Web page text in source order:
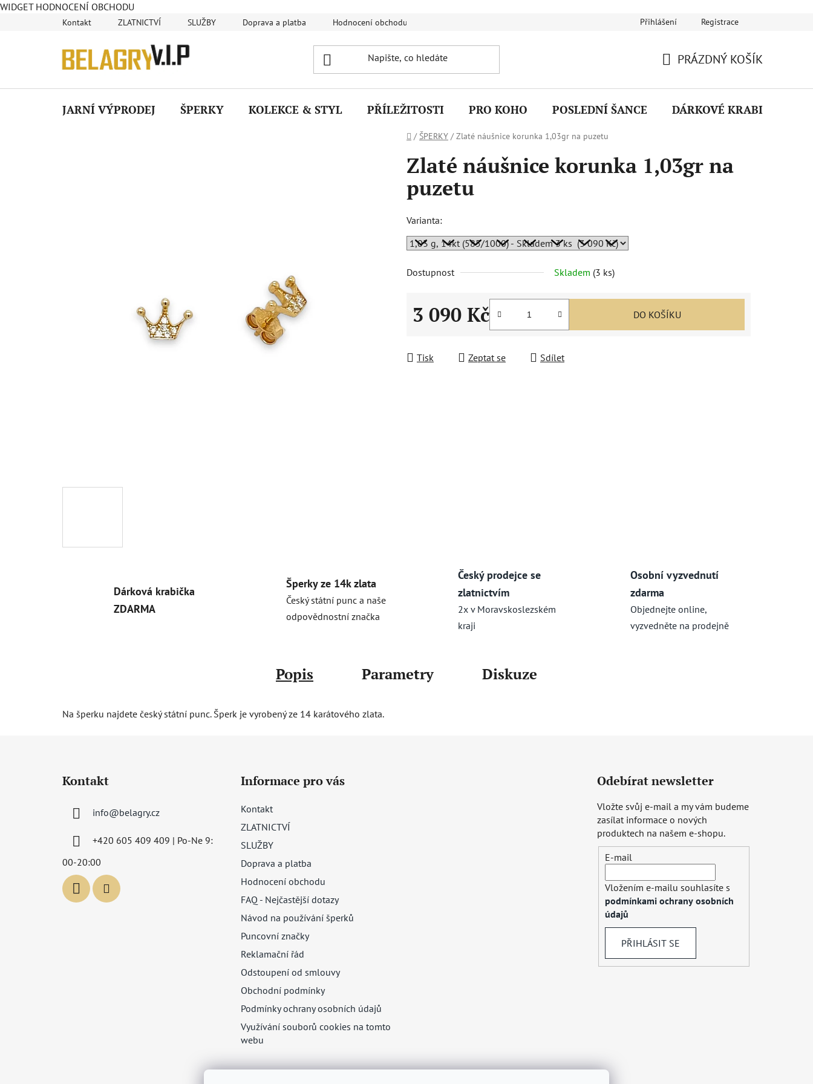
WIDGET HODNOCENÍ OBCHODU
Kontakt ZLATNICTVÍ SLUŽBY Doprava a platba Hodnocení obchodu Návod na používání šperků Puncovní značky
Přihlášení Registrace
KOŠÍK
PRÁZDNÝ KOŠÍK
JARNÍ VÝPRODEJ ŠPERKY KOLEKCE & STYL PŘÍLEŽITOSTI PRO KOHO POSLEDNÍ ŠANCE DÁRKOVÉ KRABIČKY
Domů
/ ŠPERKY / Zlaté náušnice korunka 1,03gr na puzetu
Zlaté náušnice korunka 1,03gr na
puzetu
Varianta:
Dostupnost Skladem (3 ks)
3 090 Kč DO KOŠÍKU
Tisk Zeptat se Sdílet
Dárková krabička
ZDARMA
Šperky ze 14k zlata
Český státní punc a naše
odpovědnostní značka
Český prodejce se
zlatnictvím
2x v Moravskoslezském
kraji
Osobní vyzvednutí
zdarma
Objednejte online,
vyzvedněte na prodejně
Popis Parametry Diskuze
Na šperku najdete český státní punc. Šperk je vyrobený ze 14 karátového zlata.
Kontakt
info@belagry.cz
+420 605 409 409 | Po-Ne 9:
00-20:00
Informace pro vás
Kontakt
ZLATNICTVÍ
SLUŽBY
Doprava a platba
Hodnocení obchodu
FAQ - Nejčastější dotazy
Návod na používání šperků
Puncovní značky
Reklamační řád
Odstoupení od smlouvy
Obchodní podmínky
Podmínky ochrany osobních údajů
Využívání souborů cookies na tomto
webu
Odebírat newsletter
Vložte svůj e-mail a my vám budeme
zasílat informace o nových
produktech na našem e-shopu.
E-mail
Vložením e-mailu souhlasíte s
podmínkami ochrany osobních
údajů
PŘIHLÁSIT SE